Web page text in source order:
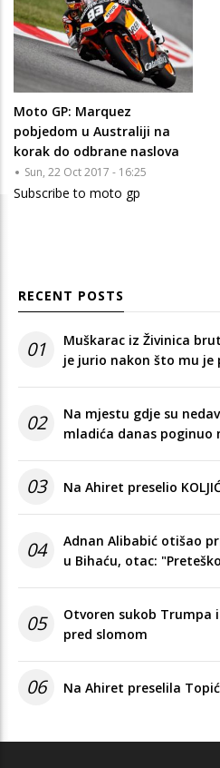
Moto GP: Marquez
pobjedom u Australiji na
korak do odbrane naslova
Sun, 22 Oct 2017 - 16:25
Subscribe to moto gp
RECENT POSTS
01
Muškarac iz Živinica
je jurio nakon što mu je
02
Na mjestu gdje su
mladića danas poginuo
03 Na Ahiret preselio
04
Adnan Alibabić otišao
u Bihaću, otac:
05
Otvoren sukob Trumpa
pred slomom
06 Na Ahiret preselila